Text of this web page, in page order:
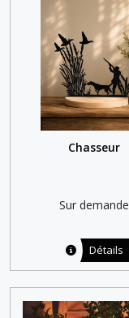
Chasseur
Sur demande
Détails
résultats